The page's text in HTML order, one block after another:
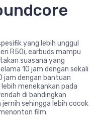
yang lebih unggul
R50i, earbuds mampu
suasana yang
10 jam dengan sekali
jam dengan bantuan
menekankan pada
di bandingkan
sehingga lebih cocok
film.